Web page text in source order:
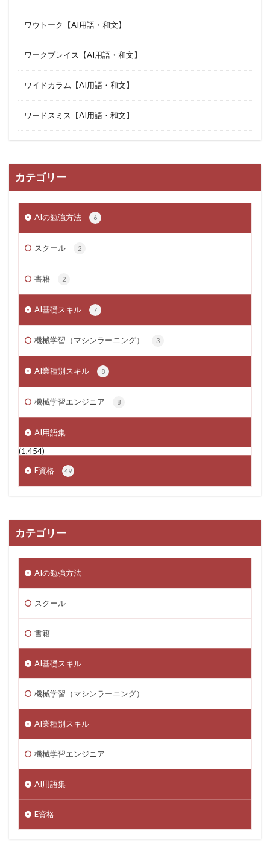
ワウトーク【AI用語・和文】
ワークプレイス【AI用語・和文】
ワイドカラム【AI用語・和文】
ワードスミス【AI用語・和文】
カテゴリー
AIの勉強方法 6
スクール 2
書籍 2
AI基礎スキル 7
機械学習（マシンラーニング） 3
AI業種別スキル 8
機械学習エンジニア 8
AI用語集
(1,454)
E資格
49
カテゴリー
AIの勉強方法
スクール
書籍
AI基礎スキル
機械学習（マシンラーニング）
AI業種別スキル
機械学習エンジニア
AI用語集
E資格